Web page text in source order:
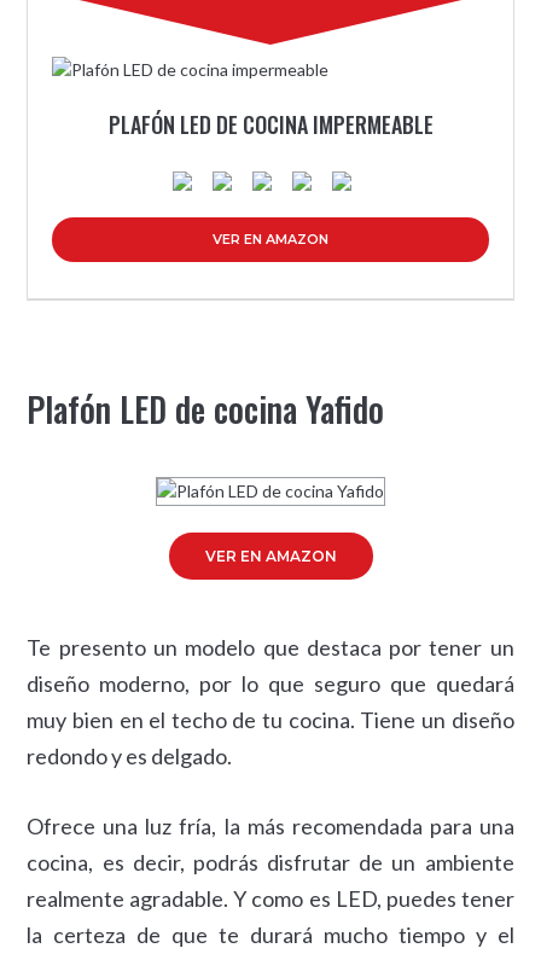
PLAFÓN LED DE COCINA IMPERMEABLE
VER EN AMAZON
Plafón LED de cocina Yafido
VER EN AMAZON
Te presento un modelo que destaca por tener un
diseño moderno, por lo que seguro que quedará
muy bien en el techo de tu cocina. Tiene un diseño
redondo y es delgado.
Ofrece una luz fría, la más recomendada para una
cocina, es decir, podrás disfrutar de un ambiente
realmente agradable. Y como es LED, puedes tener
la certeza de que te durará mucho tiempo y el